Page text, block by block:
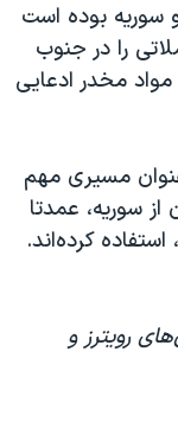
سوریه بوده است
را در جنوب
مخدر ادعایی
مسیری مهم
سوریه، عمدتا
کرده‌اند.
رویترز و